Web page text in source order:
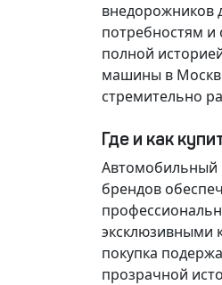
внедорожников
потребностям
полной
машины в
стремительно
Где и как
Автомобильный
брендов
эксклюзивными
покупка
прозрачной